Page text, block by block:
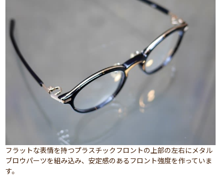
フラットな表情を持つプラスチックフロントの上部の左右にメタル
ブロウパーツを組み込み、安定感のあるフロント強度を作っていま
す。